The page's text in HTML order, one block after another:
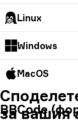
Linux
Windows
MacOS
за вашия
BBCode